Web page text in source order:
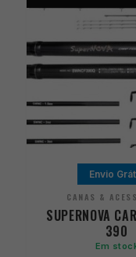
Envio
CANAS &
SUPERNOVA
390
Em